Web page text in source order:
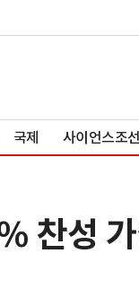
국제 사이언스조선
찬성